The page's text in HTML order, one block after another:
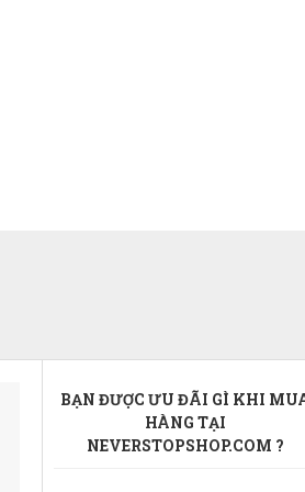
BẠN ĐƯỢC ƯU ĐÃI GÌ KHI
HÀNG TẠI
NEVERSTOPSHOP.COM ?